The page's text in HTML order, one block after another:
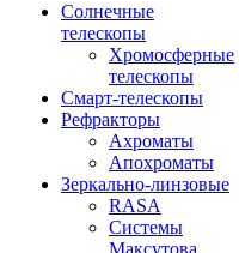
Солнечные
телескопы
Хромосферные
телескопы
Смарт-телескопы
Рефракторы
Ахроматы
Апохроматы
Зеркально-линзовые
RASA
Системы
Максутова